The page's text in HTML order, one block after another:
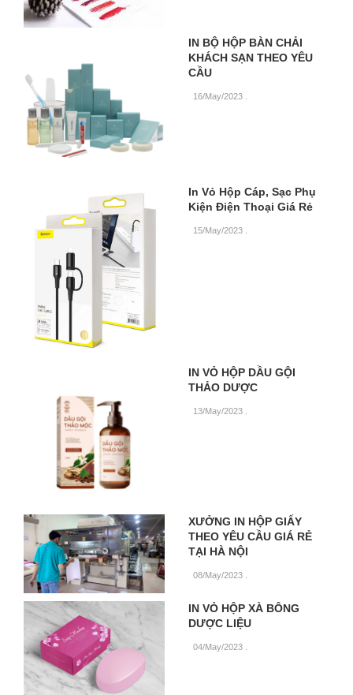
IN BỘ HỘP BÀN CHẢI
KHÁCH SẠN THEO YÊU
CẦU
16/May/2023
In Vỏ Hộp Cáp, Sạc Phụ
Kiện Điện Thoại Giá Rẻ
15/May/2023
IN VỎ HỘP DẦU GỘI
THẢO DƯỢC
13/May/2023
XƯỞNG IN HỘP GIẤY
THEO YÊU CẦU GIÁ RẺ
TẠI HÀ NỘI
08/May/2023
IN VỎ HỘP XÀ BÔNG
DƯỢC LIỆU
04/May/2023 .